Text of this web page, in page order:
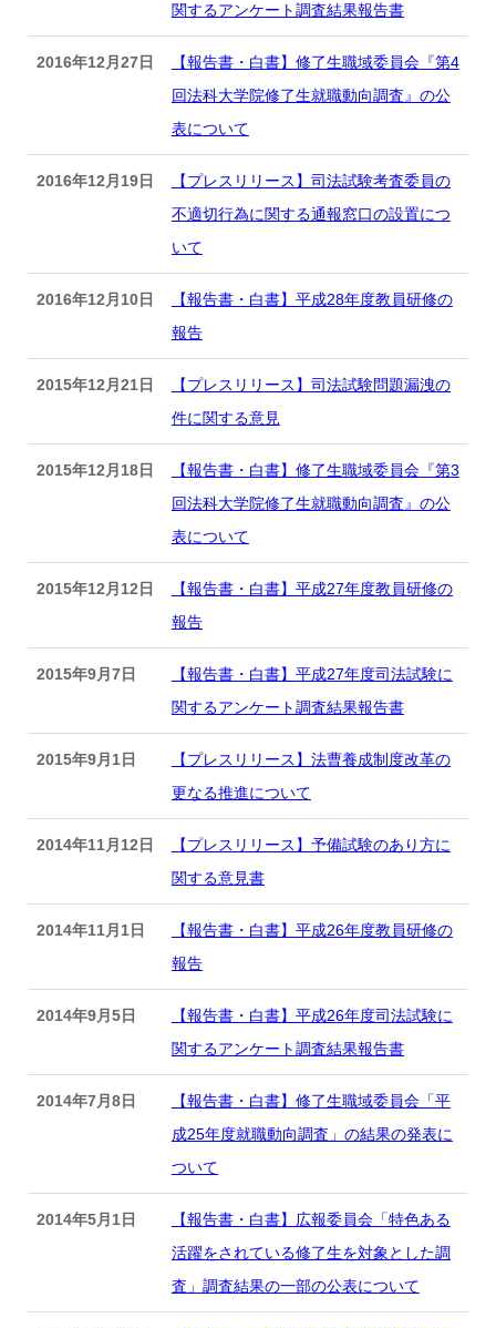
関するアンケート調査結果報告書
2016年12月27日
【報告書・白書】修了生職域委員会『第4
回法科大学院修了生就職動向調査』の公
表について
2016年12月19日
【プレスリリース】司法試験考査委員の
不適切行為に関する通報窓口の設置につ
いて
2016年12月10日
【報告書・白書】平成28年度教員研修の
報告
2015年12月21日
【プレスリリース】司法試験問題漏洩の
件に関する意見
2015年12月18日
【報告書・白書】修了生職域委員会『第3
回法科大学院修了生就職動向調査』の公
表について
2015年12月12日
【報告書・白書】平成27年度教員研修の
報告
2015年9月7日
【報告書・白書】平成27年度司法試験に
関するアンケート調査結果報告書
2015年9月1日
【プレスリリース】法曹養成制度改革の
更なる推進について
2014年11月12日
【プレスリリース】予備試験のあり方に
関する意見書
2014年11月1日
【報告書・白書】平成26年度教員研修の
報告
2014年9月5日
【報告書・白書】平成26年度司法試験に
関するアンケート調査結果報告書
2014年7月8日
【報告書・白書】修了生職域委員会「平
成25年度就職動向調査」の結果の発表に
ついて
2014年5月1日
【報告書・白書】広報委員会「特色ある
活躍をされている修了生を対象とした調
査」調査結果の一部の公表について